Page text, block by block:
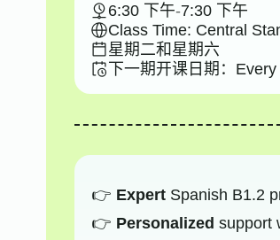
6:30 下午-7:30 下午
Class Time: Central
星期二和星期六
下一期开课日期：
ExpertSpanish B1.2
Personalized support